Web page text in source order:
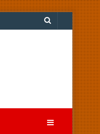
Search
Sidebar